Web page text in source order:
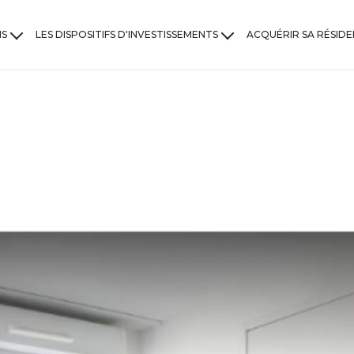
LES DISPOSITIFS D'INVESTISSEMENTS ACQUÉRIR SA